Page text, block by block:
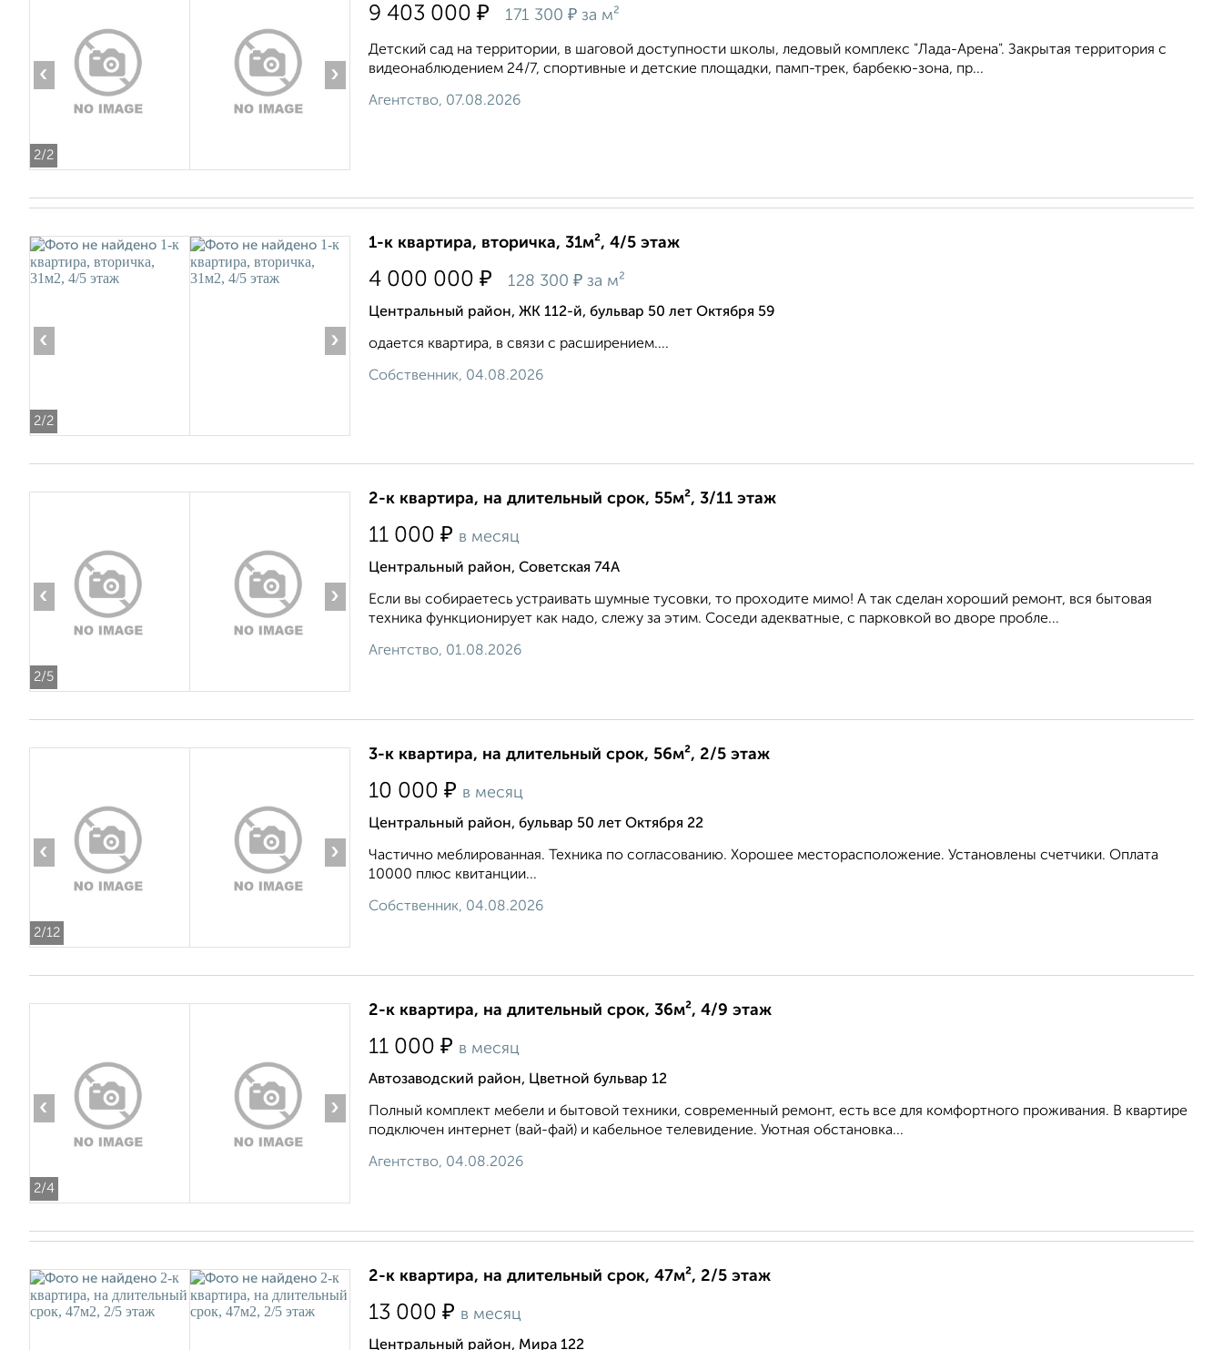
2/2
‹ ›
9 403 000 ₽ 171 300 ₽ за м²
Детский сад на территории, в шаговой доступности школы, ледовый комплекс "Лада-Арена". Закрытая территория с
видеонаблюдением 24/7, спортивные и детские площадки, памп-трек, барбекю-зона, пр...
Агентство, 07.08.2026
2/2
‹ ›
1-к квартира, вторичка, 31м², 4/5 этаж
4 000 000 ₽ 128 300 ₽ за м²
Центральный район, ЖК 112-й, бульвар 50 лет Октября 59
одается квартира, в связи с расширением....
Собственник, 04.08.2026
2/5
‹ ›
2-к квартира, на длительный срок, 55м², 3/11 этаж
11 000 ₽ в месяц
Центральный район, Советская 74А
Если вы собираетесь устраивать шумные тусовки, то проходите мимо! А так сделан хороший ремонт, вся бытовая
техника функционирует как надо, слежу за этим. Соседи адекватные, с парковкой во дворе пробле...
Агентство, 01.08.2026
2/12
‹ ›
3-к квартира, на длительный срок, 56м², 2/5 этаж
10 000 ₽ в месяц
Центральный район, бульвар 50 лет Октября 22
Частично меблированная. Техника по согласованию. Хорошее месторасположение. Установлены счетчики. Оплата
10000 плюс квитанции...
Собственник, 04.08.2026
2/4
‹ ›
2-к квартира, на длительный срок, 36м², 4/9 этаж
11 000 ₽ в месяц
Автозаводский район, Цветной бульвар 12
Полный комплект мебели и бытовой техники, современный ремонт, есть все для комфортного проживания. В квартире
подключен интернет (вай-фай) и кабельное телевидение. Уютная обстановка...
Агентство, 04.08.2026
2-к квартира, на длительный срок, 47м², 2/5 этаж
13 000 ₽ в месяц
Центральный район, Мира 122